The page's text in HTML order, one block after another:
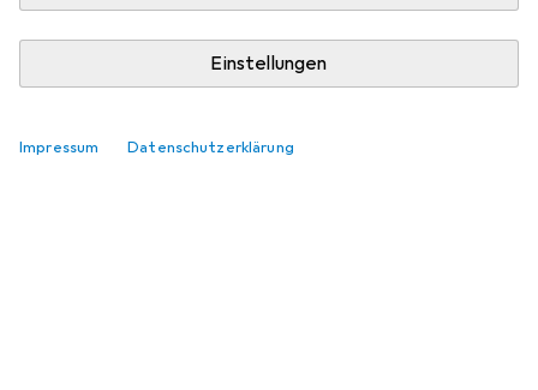
Einstellungen
Impressum Datenschutzerklärung